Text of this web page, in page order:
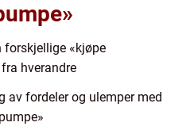
forskjellige «kjøpe
hverandre
av fordeler og ulemper med